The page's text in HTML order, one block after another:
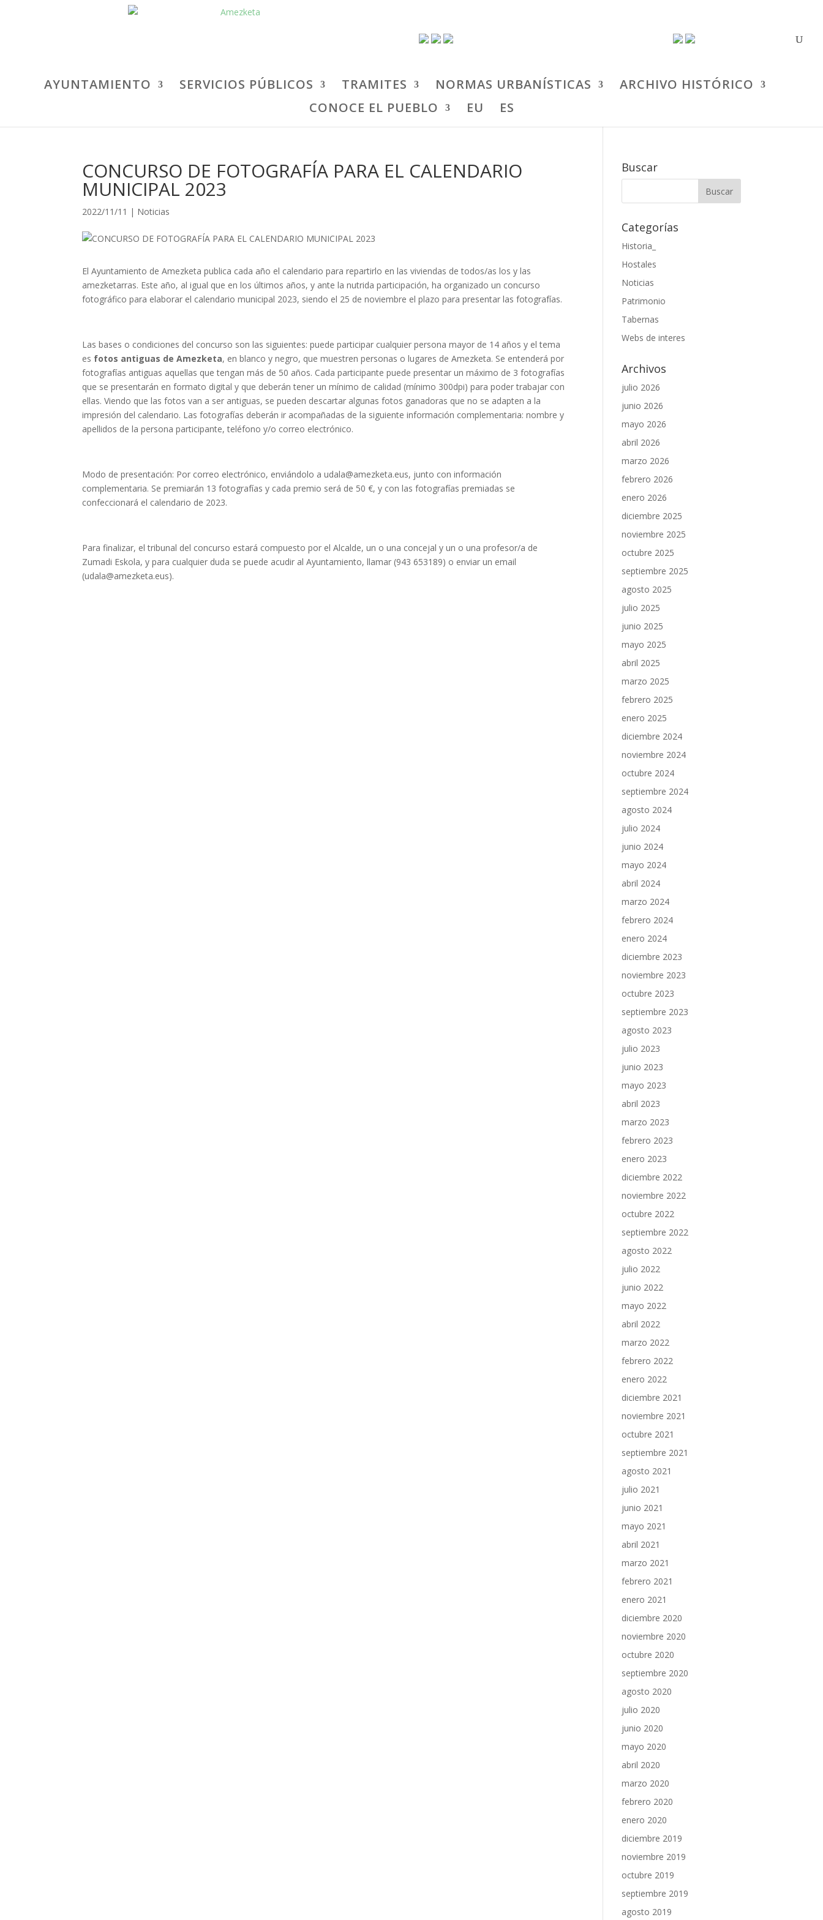
AYUNTAMIENTO SERVICIOS PÚBLICOS TRAMITES NORMAS URBANÍSTICAS
ARCHIVO HISTÓRICO
CONOCE EL PUEBLO
EU ES
CONCURSO DE FOTOGRAFÍA PARA EL CALENDARIO
MUNICIPAL 2023
2022/11/11 | Noticias
El Ayuntamiento de Amezketa publica cada año el calendario para repartirlo en las viviendas de todos/as los y las
amezketarras. Este año, al igual que en los últimos años, y ante la nutrida participación, ha organizado un concurso
fotográfico para elaborar el calendario municipal 2023, siendo el 25 de noviembre el plazo para presentar las fotografías.
Las bases o condiciones del concurso son las siguientes: puede participar cualquier persona mayor de 14 años y el tema
es fotos antiguas de Amezketa, en blanco y negro, que muestren personas o lugares de Amezketa. Se entenderá por
fotografías antiguas aquellas que tengan más de 50 años. Cada participante puede presentar un máximo de 3 fotografías
que se presentarán en formato digital y que deberán tener un mínimo de calidad (mínimo 300dpi) para poder trabajar con
ellas. Viendo que las fotos van a ser antiguas, se pueden descartar algunas fotos ganadoras que no se adapten a la
impresión del calendario. Las fotografías deberán ir acompañadas de la siguiente información complementaria: nombre y
apellidos de la persona participante, teléfono y/o correo electrónico.
Modo de presentación: Por correo electrónico, enviándolo a udala@amezketa.eus, junto con información
complementaria. Se premiarán 13 fotografías y cada premio será de 50 €, y con las fotografías premiadas se
confeccionará el calendario de 2023.
Para finalizar, el tribunal del concurso estará compuesto por el Alcalde, un o una concejal y un o una profesor/a de
Zumadi Eskola, y para cualquier duda se puede acudir al Ayuntamiento, llamar (943 653189) o enviar un email
(udala@amezketa.eus).
Buscar
Categorías
Historia_
Hostales
Noticias
Patrimonio
Tabernas
Webs de interes
Archivos
julio 2026
junio 2026
mayo 2026
abril 2026
marzo 2026
febrero 2026
enero 2026
diciembre 2025
noviembre 2025
octubre 2025
septiembre 2025
agosto 2025
julio 2025
junio 2025
mayo 2025
abril 2025
marzo 2025
febrero 2025
enero 2025
diciembre 2024
noviembre 2024
octubre 2024
septiembre 2024
agosto 2024
julio 2024
junio 2024
mayo 2024
abril 2024
marzo 2024
febrero 2024
enero 2024
diciembre 2023
noviembre 2023
octubre 2023
septiembre 2023
agosto 2023
julio 2023
junio 2023
mayo 2023
abril 2023
marzo 2023
febrero 2023
enero 2023
diciembre 2022
noviembre 2022
octubre 2022
septiembre 2022
agosto 2022
julio 2022
junio 2022
mayo 2022
abril 2022
marzo 2022
febrero 2022
enero 2022
diciembre 2021
noviembre 2021
octubre 2021
septiembre 2021
agosto 2021
julio 2021
junio 2021
mayo 2021
abril 2021
marzo 2021
febrero 2021
enero 2021
diciembre 2020
noviembre 2020
octubre 2020
septiembre 2020
agosto 2020
julio 2020
junio 2020
mayo 2020
abril 2020
marzo 2020
febrero 2020
enero 2020
diciembre 2019
noviembre 2019
octubre 2019
septiembre 2019
agosto 2019